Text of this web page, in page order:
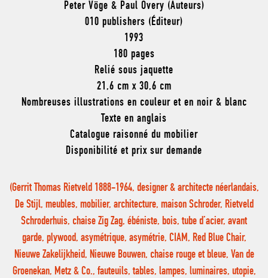
Peter Vöge & Paul Overy (Auteurs)
010 publishers (Éditeur)
1993
180 pages
Relié sous jaquette
21,6 cm x 30,6 cm
Nombreuses illustrations en couleur et en noir & blanc
Texte en anglais
Catalogue raisonné du mobilier
Disponibilité et prix sur demande
(Gerrit Thomas Rietveld 1888-1964, designer & architecte néerlandais,
De Stijl, meubles, mobilier, architecture, maison Schroder, Rietveld
Schroderhuis, chaise Zig Zag, ébéniste, bois, tube d’acier, avant
garde, plywood, asymétrique, asymétrie, CIAM, Red Blue Chair,
Nieuwe Zakelijkheid, Nieuwe Bouwen, chaise rouge et bleue, Van de
Groenekan, Metz & Co., fauteuils, tables, lampes, luminaires, utopie,